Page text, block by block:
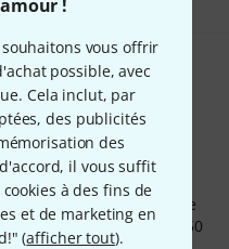
!
souhaitons vous offrir
possible, avec
Cela inclut, par
des publicités
des
il vous suffit
à des fins de
et de marketing en
(afficher tout).
et, avec un peu de
d'achat d'une valeur de 50